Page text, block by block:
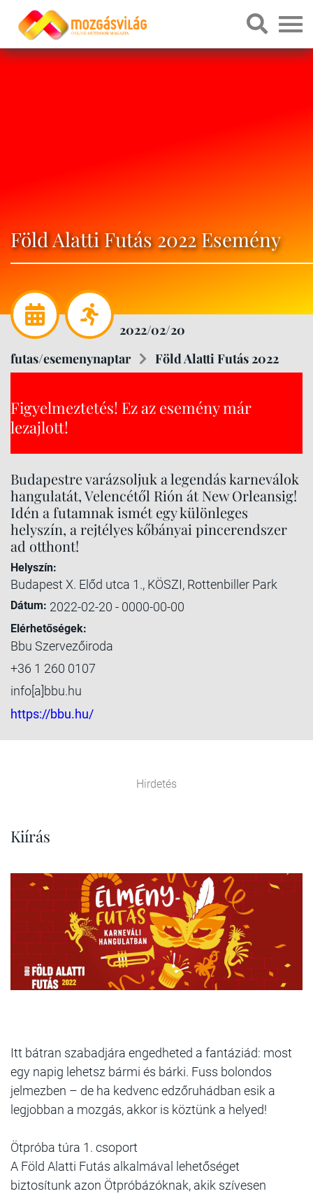
Föld Alatti Futás 2022 Esemény
2022/02/20
futas/esemenynaptar
Föld Alatti Futás 2022
Figyelmeztetés! Ez az esemény már
lezajlott!
Budapestre varázsoljuk a legendás karneválok
hangulatát, Velencétől Rión át New Orleansig!
Idén a futamnak ismét egy különleges
helyszín, a rejtélyes kőbányai pincerendszer
ad otthont!
Helyszín:
Budapest X. Előd utca 1., KÖSZI, Rottenbiller Park
Dátum: 2022-02-20 - 0000-00-00
Elérhetőségek:
Bbu Szervezőiroda
+36 1 260 0107
info[a]bbu.hu
https://bbu.hu/
Hirdetés
Kiírás
Itt bátran szabadjára engedheted a fantáziád: most
egy napig lehetsz bármi és bárki. Fuss bolondos
jelmezben – de ha kedvenc edzőruhádban esik a
legjobban a mozgás, akkor is köztünk a helyed!
Ötpróba túra 1. csoport
A Föld Alatti Futás alkalmával lehetőséget
biztosítunk azon Ötpróbázóknak, akik szívesen